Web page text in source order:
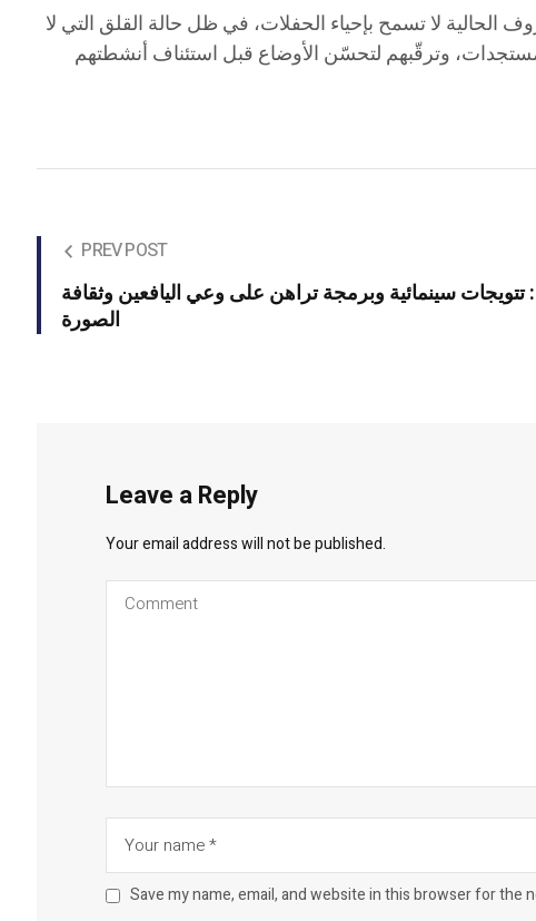
لا تسمح بإحياء الحفلات، في ظل حالة القلق التي لا
وترقّبهم لتحسّن الأوضاع قبل استئناف أنشطتهم
PREV POST
تتويجات سينمائية وبرمجة تراهن على وعي اليافعين وثقافة
الصورة
Leave a Reply
Your email address will not be published.
Save my name, email, and website in this browser for the